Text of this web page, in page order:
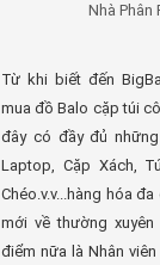
Nhà Phân
Từ khi biết đến
mua đồ Balo cặp túi
đây có đầy đủ
Laptop, Cặp Xách,
Chéo.v.v...hàng hóa
mới về thường
điểm nữa là Nhân